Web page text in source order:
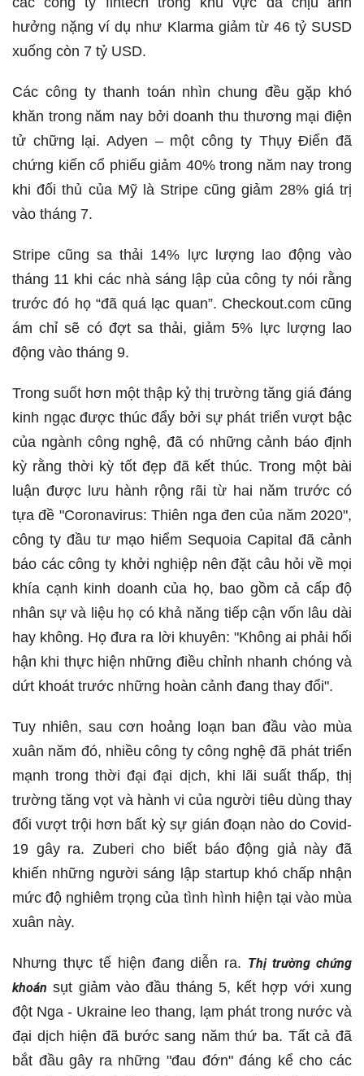
hưởng nặng ví dụ như Klarma giảm từ 46 tỷ SUSD
xuống còn 7 tỷ USD.
Các công ty thanh toán nhìn chung đều gặp khó
khăn trong năm nay bởi doanh thu thương mại điện
tử chững lại. Adyen – một công ty Thụy Điển đã
chứng kiến cổ phiếu giảm 40% trong năm nay trong
khi đối thủ của Mỹ là Stripe cũng giảm 28% giá trị
vào tháng 7.
Stripe cũng sa thải 14% lực lượng lao động vào
tháng 11 khi các nhà sáng lập của công ty nói rằng
trước đó họ “đã quá lạc quan”. Checkout.com cũng
ám chỉ sẽ có đợt sa thải, giảm 5% lực lượng lao
động vào tháng 9.
Trong suốt hơn một thập kỷ thị trường tăng giá đáng
kinh ngạc được thúc đẩy bởi sự phát triển vượt bậc
của ngành công nghệ, đã có những cảnh báo định
kỳ rằng thời kỳ tốt đẹp đã kết thúc. Trong một bài
luận được lưu hành rộng rãi từ hai năm trước có
tựa đề "Coronavirus: Thiên nga đen của năm 2020",
công ty đầu tư mạo hiểm Sequoia Capital đã cảnh
báo các công ty khởi nghiệp nên đặt câu hỏi về mọi
khía cạnh kinh doanh của họ, bao gồm cả cấp độ
nhân sự và liệu họ có khả năng tiếp cận vốn lâu dài
hay không. Họ đưa ra lời khuyên: "Không ai phải hối
hận khi thực hiện những điều chỉnh nhanh chóng và
dứt khoát trước những hoàn cảnh đang thay đổi".
Tuy nhiên, sau cơn hoảng loạn ban đầu vào mùa
xuân năm đó, nhiều công ty công nghệ đã phát triển
mạnh trong thời đại đại dịch, khi lãi suất thấp, thị
trường tăng vọt và hành vi của người tiêu dùng thay
đổi vượt trội hơn bất kỳ sự gián đoạn nào do Covid-
19 gây ra. Zuberi cho biết báo động giả này đã
khiến những người sáng lập startup khó chấp nhận
mức độ nghiêm trọng của tình hình hiện tại vào mùa
xuân này.
Nhưng thực tế hiện đang diễn ra. Thị trường chứng
khoán sụt giảm vào đầu tháng 5, kết hợp với xung
đột Nga - Ukraine leo thang, lạm phát trong nước và
đại dịch hiện đã bước sang năm thứ ba. Tất cả đã
bắt đầu gây ra những "đau đớn" đáng kể cho các